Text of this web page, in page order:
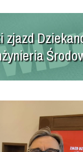
zjazd